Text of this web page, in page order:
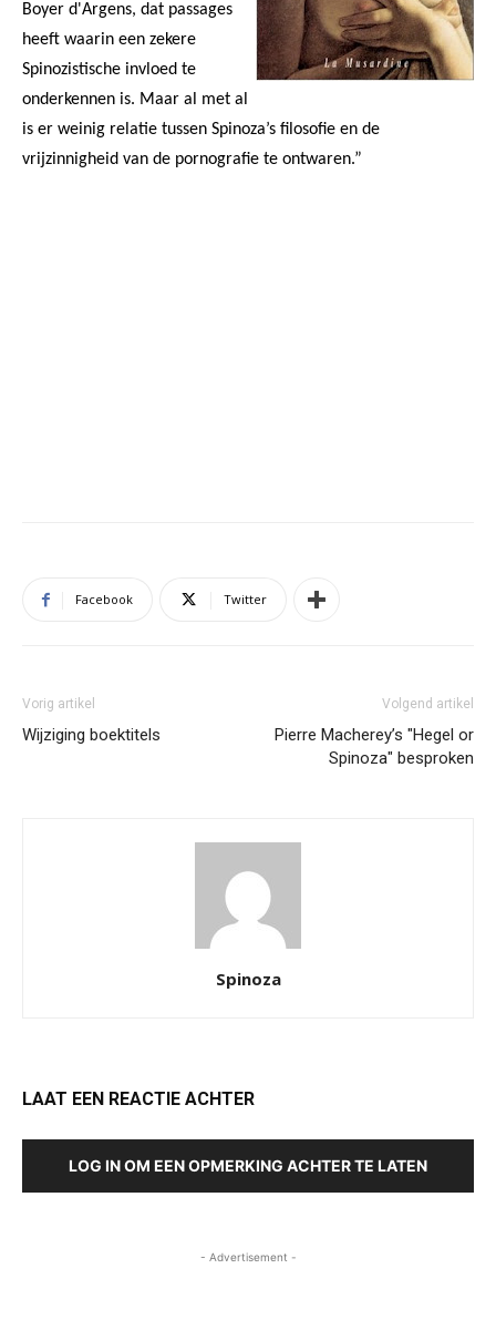
Boyer d'Argens, dat passages
heeft waarin een zekere
Spinozistische invloed te
onderkennen is. Maar al met al
is er weinig relatie tussen Spinoza’s filosofie en de
vrijzinnigheid van de pornografie te ontwaren.”
Facebook Twitter
Vorig artikel
Wijziging boektitels
Volgend artikel
Pierre Macherey’s "Hegel or
Spinoza" besproken
Spinoza
LAAT EEN REACTIE ACHTER
LOG IN OM EEN OPMERKING ACHTER TE LATEN
- Advertisement -